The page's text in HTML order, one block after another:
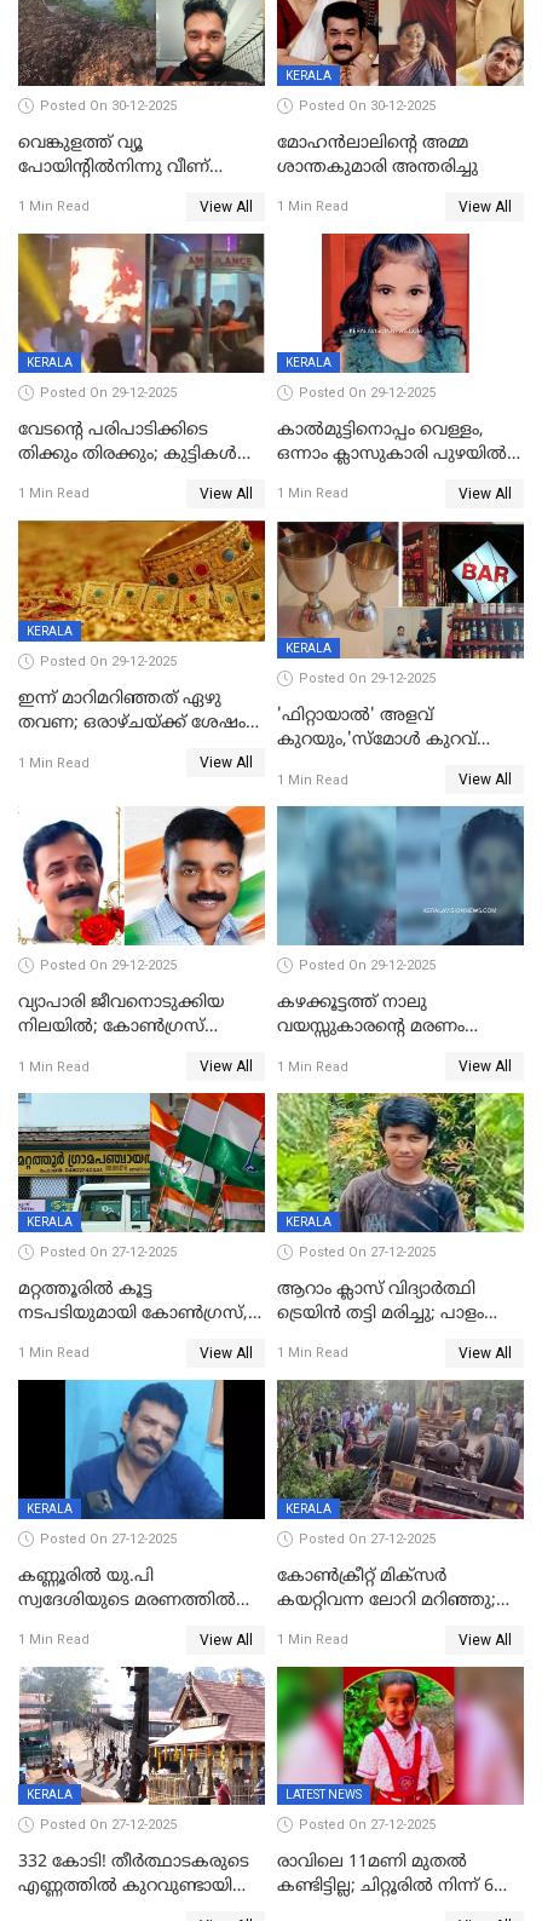
Posted On 30-12-2025
വെങ്കുളത്ത് വ്യൂ
പോയിന്റിൽനിന്നു വീണ്
1 Min Read View All
KERALA
Posted On 30-12-2025
മോഹന്‍ലാലിന്‍റെ അമ്മ
ശാന്തകുമാരി അന്തരിച്ചു
1 Min Read View All
KERALA
Posted On 29-12-2025
വേടന്റെ പരിപാടിക്കിടെ
തിക്കും തിരക്കും; കുട്ടികള്‍
പരിക്ക്; പാളം മറികടന്ന
യുവാവ് ട്രെയിന്‍ തട്ടി മരിച്ചു
1 Min Read View All
KERALA
Posted On 29-12-2025
കാൽമുട്ടിനൊപ്പം വെള്ളം,
ഒന്നാം ക്ലാസുകാരി പുഴയിൽ
കുട്ടികൾക്കൊപ്പം
കളിക്കുന്നതിനിടെ
1 Min Read View All
KERALA
Posted On 29-12-2025
ഇന്ന് മാറിമറിഞ്ഞത് ഏഴു
തവണ; ഒരാഴ്ചയ്ക്ക് ശേഷം
1 Min Read View All
KERALA
Posted On 29-12-2025
'ഫിറ്റായാൽ' അളവ്
കുറയും,'സ്‌മോൾ കുറവ്
പിഴ
1 Min Read View All
Posted On 29-12-2025
വ്യാപാരി ജീവനൊടുക്കിയ
നിലയില്‍; കോണ്‍ഗ്രസ്
മാനസികപീഡനമെന്ന് കുറിപ്പ്
1 Min Read View All
Posted On 29-12-2025
കഴക്കൂട്ടത്ത് നാലു
വയസ്സുകാരന്റെ മരണം
സുഹൃത്തും പൊലീസ്
കസ്റ്റഡിയിൽ
1 Min Read View All
KERALA
Posted On 27-12-2025
മറ്റത്തൂരിൽ കൂട്ട
നടപടിയുമായി കോണ്‍ഗ്രസ്,
എട്ട് പേര്‍ ഉള്‍പ്പെടെ
പത്തുപേരെ പുറത്താക്കി,
ചൊവ്വന്നൂരിലും നടപടി
1 Min Read View All
KERALA
Posted On 27-12-2025
ആറാം ക്ലാസ് വിദ്യാർത്ഥി
ട്രെയിൻ തട്ടി മരിച്ചു; പാളം
അപകടം മലപ്പുറത്ത്
1 Min Read View All
KERALA
Posted On 27-12-2025
കണ്ണൂരിൽ യു.പി
സ്വദേശിയുടെ മരണത്തിൽ
കേസ്; തർക്കമുണ്ടായത്
ഫേഷ്യലിന് 300 രൂപ
ആവശ്യപ്പെട്ടതിനെച്ചൊല്ലി
1 Min Read View All
KERALA
Posted On 27-12-2025
കോണ്‍ക്രീറ്റ് മിക്‌സര്‍
കയറ്റിവന്ന ലോറി മറിഞ്ഞു;
അപകടം കണ്ണൂരിൽ
1 Min Read View All
KERALA
Posted On 27-12-2025
332 കോടി! തീർത്ഥാടകരുടെ
എണ്ണത്തിൽ കുറവുണ്ടായിട്ടും
LATEST NEWS
Posted On 27-12-2025
രാവിലെ 11മണി മുതൽ
കണ്ടിട്ടില്ല; ചിറ്റൂരിൽ നിന്ന് 6